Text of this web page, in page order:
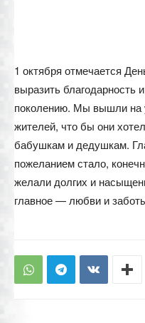
1 октября отмечается
выразить благодарность
поколению. Мы вышли на
жителей, что бы они
бабушкам и дедушкам.
пожеланием стало,
желали долгих и
главное — любви и